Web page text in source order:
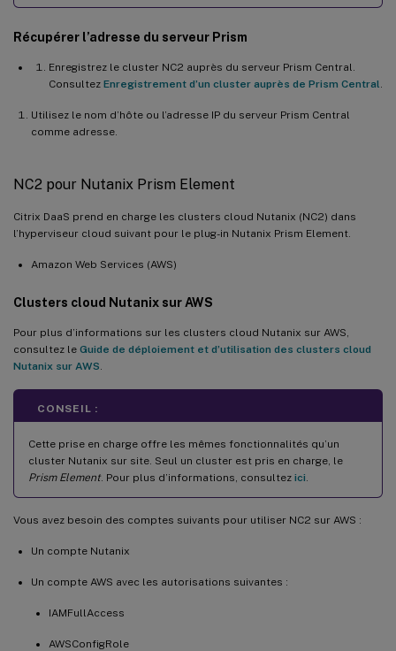
-  Microsoft.Network/privateEndpoints/
-  Microsoft.Network/privateEndpoints/
Microsoft.Storage/storageAccounts/
Microsoft.Storage/storageAccounts/
Récupérer l’adresse du serveur Prism
Enregistrez le cluster NC2 auprès du serveur Prism Central.
Consultez Enregistrement d’un cluster auprès de Prism Central
Utilisez le nom d’hôte ou l’adresse IP du serveur Prism Central
comme adresse.
NC2 pour Nutanix Prism Element
Citrix DaaS prend en charge les clusters cloud Nutanix (NC2) dans
l’hyperviseur cloud suivant pour le plug-in Nutanix Prism Element.
Amazon Web Services (AWS)
Clusters cloud Nutanix sur AWS
Pour plus d’informations sur les clusters cloud Nutanix sur AWS,
consultez le Guide de déploiement et d’utilisation des clusters cloud
Nutanix sur AWS
CONSEIL :
Cette prise en charge offre les mêmes fonctionnalités qu’un
cluster Nutanix sur site. Seul un cluster est pris en charge, le
Prism Element. Pour plus d’informations, consultez ici
Vous avez besoin des comptes suivants pour utiliser NC2 sur AWS :
Un compte Nutanix
Un compte AWS avec les autorisations suivantes :
IAMFullAccess
AWSConfigRole